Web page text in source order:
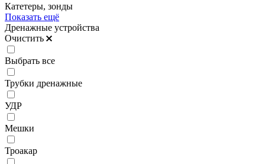
Катетеры, зонды
Показать ещё
Дренажные устройства
Очистить
Выбрать все
Трубки дренажные
УДР
Мешки
Троакар